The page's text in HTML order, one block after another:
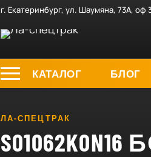
г. Екатеринбург, ул. Шаумяна, 73А, оф
КАТАЛОГ БЛОГ
ЛА-СПЕЦТРАК